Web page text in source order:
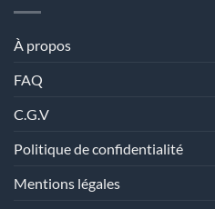
À propos
FAQ
C.G.V
Politique de confidentialité
Mentions légales